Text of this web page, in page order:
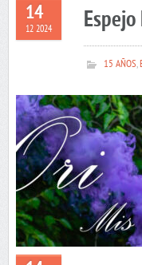
14
12 2024
15 AÑOS,